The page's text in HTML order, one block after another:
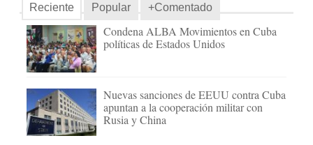
Reciente Popular +Comentado
Condena ALBA Movimientos en Cuba
políticas de Estados Unidos
Nuevas sanciones de EEUU contra Cuba
apuntan a la cooperación militar con
Rusia y China